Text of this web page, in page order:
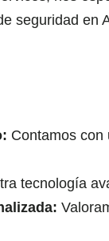
seguridad en
Contamos con
tecnología